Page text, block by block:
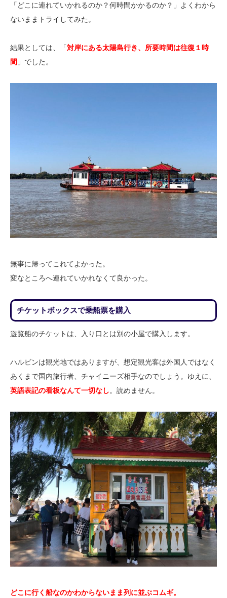
「どこに連れていかれるのか？何時間かかるのか？」よくわから
ないままトライしてみた。
結果としては、「対岸にある太陽島行き、所要時間は往復１時
間 」でした。
無事に帰ってこれてよかった。
変なところへ連れていかれなくて良かった。
チケットボックスで乗船票を購入
遊覧船のチケットは、入り口とは別の小屋で購入します。
ハルビンは観光地ではありますが、想定観光客は外国人ではなく
あくまで国内旅行者、チャイニーズ相手なのでしょう。ゆえに、
英語表記の看板なんて一切なし。読めません。
どこに行く船なのかわからないまま列に並ぶコムギ。